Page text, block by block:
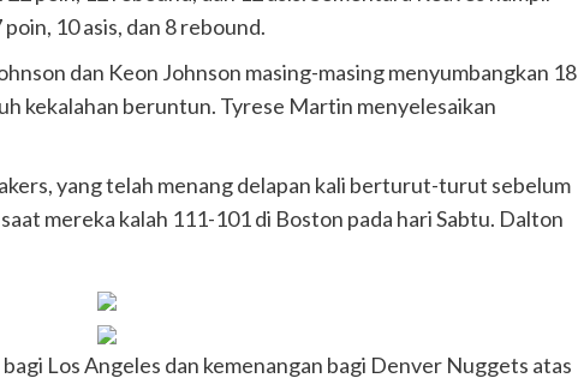
10 asis, dan 8 rebound.
dan Keon Johnson masing-masing menyumbangkan 18
kekalahan beruntun. Tyrese Martin menyelesaikan
yang telah menang delapan kali berturut-turut sebelum
mereka kalah 111-101 di Boston pada hari Sabtu. Dalton
Los Angeles dan kemenangan bagi Denver Nuggets atas